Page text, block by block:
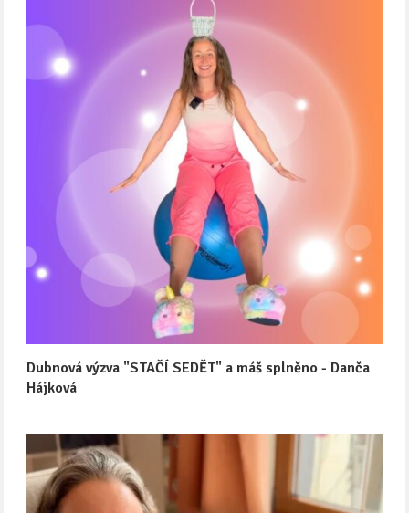
Dubnová výzva "STAČÍ SEDĚT" a máš splněno - Danča
Hájková